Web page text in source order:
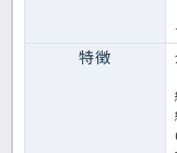
特徴